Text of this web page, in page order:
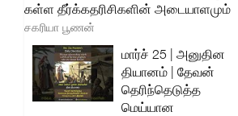
கள்ள தீர்க்கதரிசிகளின் அடையாளமும்
சகரியா பூணன்
மார்ச் 25 | அனுதின
தியானம் | தேவன்
தெரிந்தெடுத்த
மெய்யான